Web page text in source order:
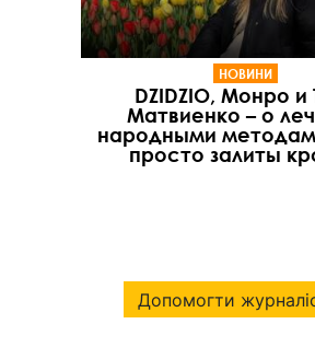
НОВИНИ
DZIDZIO, Монро и
Матвиенко – о
народными
просто залиты
Допомогти